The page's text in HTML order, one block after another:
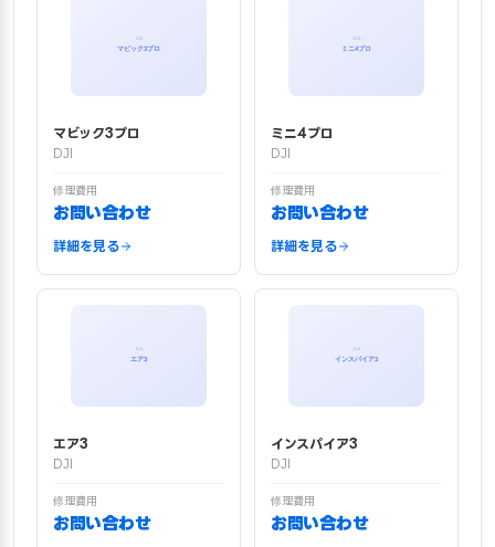
マビック3プロ
DJI
修理費用
お問い合わせ
詳細を見る
ミニ4プロ
DJI
修理費用
お問い合わせ
詳細を見る
エア3
DJI
修理費用
お問い合わせ
インスパイア3
DJI
修理費用
お問い合わせ